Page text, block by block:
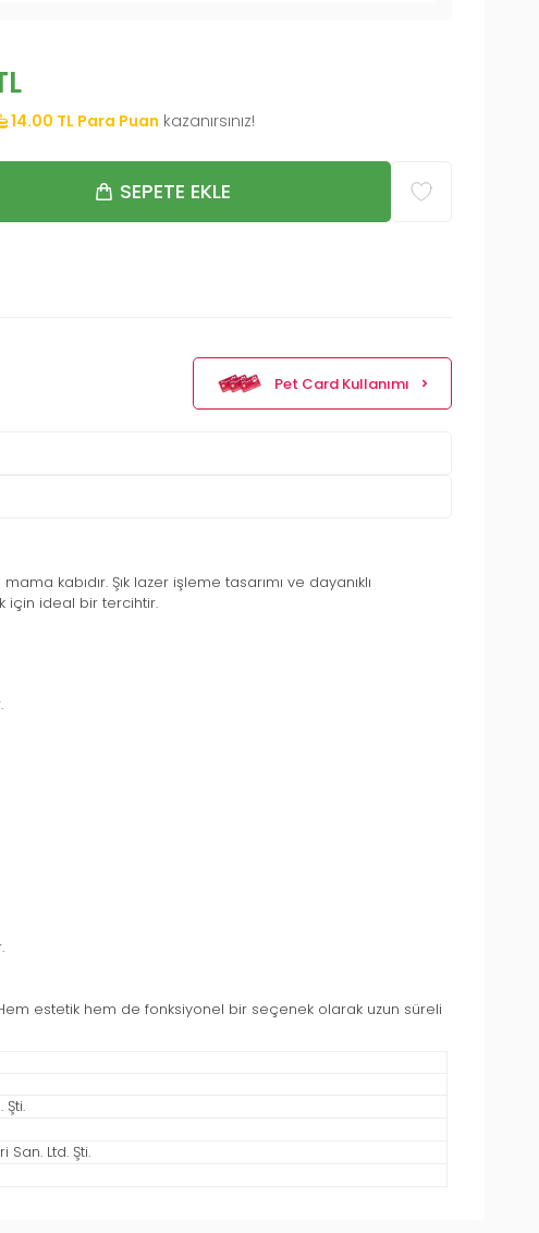
14.00 TL Para Puan kazanırsınız!
SEPETE EKLE
Pet Card Kullanımı
kabıdır. Şık lazer işleme tasarımı ve dayanıklı
için ideal bir tercihtir.
estetik hem de fonksiyonel bir seçenek olarak uzun süreli
San. Ltd. Şti.